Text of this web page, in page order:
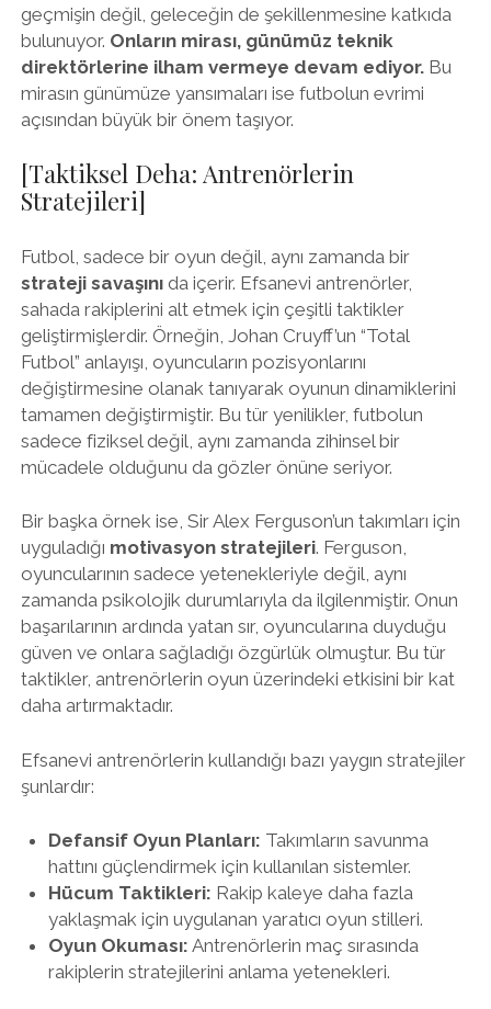
geçmişin değil, geleceğin de şekillenmesine katkıda
bulunuyor. Onların mirası, günümüz teknik
direktörlerine ilham vermeye devam ediyor.Bu
mirasın günümüze yansımaları ise futbolun evrimi
açısından büyük bir önem taşıyor.
[Taktiksel Deha: Antrenörlerin
Stratejileri]
Futbol, sadece bir oyun değil, aynı zamanda bir
strateji savaşınıda içerir. Efsanevi antrenörler,
sahada rakiplerini alt etmek için çeşitli taktikler
geliştirmişlerdir. Örneğin, Johan Cruyff’un “Total
Futbol” anlayışı, oyuncuların pozisyonlarını
değiştirmesine olanak tanıyarak oyunun dinamiklerini
tamamen değiştirmiştir. Bu tür yenilikler, futbolun
sadece fiziksel değil, aynı zamanda zihinsel bir
mücadele olduğunu da gözler önüne seriyor.
Bir başka örnek ise, Sir Alex Ferguson’un takımları için
uyguladığı motivasyon stratejileri. Ferguson,
oyuncularının sadece yetenekleriyle değil, aynı
zamanda psikolojik durumlarıyla da ilgilenmiştir. Onun
başarılarının ardında yatan sır, oyuncularına duyduğu
güven ve onlara sağladığı özgürlük olmuştur. Bu tür
taktikler, antrenörlerin oyun üzerindeki etkisini bir kat
daha artırmaktadır.
Efsanevi antrenörlerin kullandığı bazı yaygın stratejiler
şunlardır:
Defansif Oyun Planları: Takımların savunma
hattını güçlendirmek için kullanılan sistemler.
Hücum Taktikleri: Rakip kaleye daha fazla
yaklaşmak için uygulanan yaratıcı oyun stilleri.
Oyun Okuması: Antrenörlerin maç sırasında
rakiplerin stratejilerini anlama yetenekleri.